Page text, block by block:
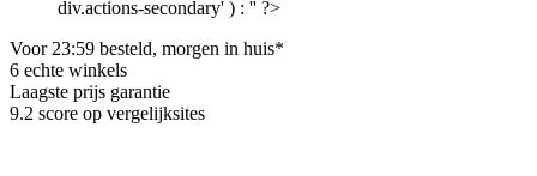
div.actions-secondary' ) : '' ?>
Voor 23:59 besteld, morgen in huis*
6 echte winkels
Laagste prijs garantie
9.2 score op vergelijksites